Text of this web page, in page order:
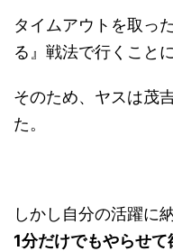
タイムアウトを取っ
る』戦法で行くこと
そのため、ヤスは茂
た。
しかし自分の活躍に
1分だけでもやらせて